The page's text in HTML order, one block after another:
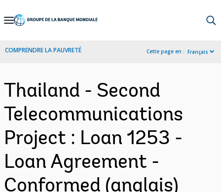
Skip
Navigation
COMPRENDRE LA PAUVRETÉ Cette page en : Français
Thailand - Second
Telecommunications
Project : Loan 1253 -
Loan Agreement -
Conformed (anglais)